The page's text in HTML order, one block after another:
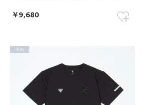
￥9,680
予約